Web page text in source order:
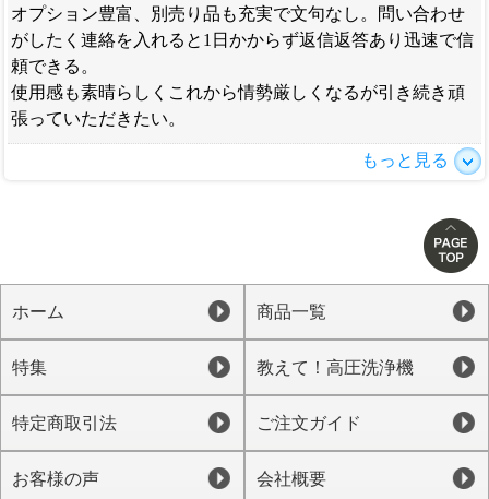
オプション豊富、別売り品も充実で文句なし。問い合わせ
がしたく連絡を入れると1日かからず返信返答あり迅速で信
頼できる。
使用感も素晴らしくこれから情勢厳しくなるが引き続き頑
張っていただきたい。
もっと見る
ホーム 商品一覧
特集 教えて！高圧洗浄機
特定商取引法 ご注文ガイド
お客様の声 会社概要